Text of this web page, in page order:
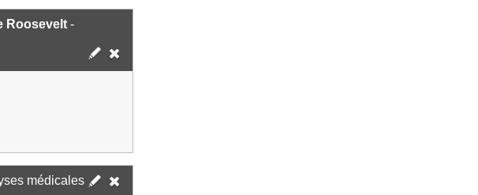
Roosevelt -
médicales